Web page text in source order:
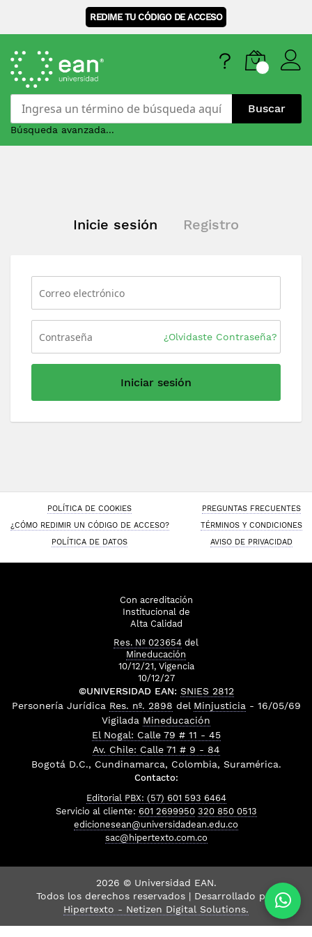
REDIME TU CÓDIGO DE ACCESO
Buscar
Búsqueda avanzada...
Inicie sesión Registro
¿Olvidaste Contraseña?
Iniciar sesión
POLÍTICA DE COOKIES
PREGUNTAS FRECUENTES
¿CÓMO REDIMIR UN CÓDIGO DE ACCESO?
TÉRMINOS Y CONDICIONES
POLÍTICA DE DATOS
AVISO DE PRIVACIDAD
Con acreditación
Institucional de
Alta Calidad
Res. Nº 023654 del
Mineducación
10/12/21, Vigencia
10/12/27
©UNIVERSIDAD EAN: SNIES 2812
Personería Jurídica Res. nº. 2898 del Minjusticia - 16/05/69
Vigilada Mineducación
El Nogal: Calle 79 # 11 - 45
Av. Chile: Calle 71 # 9 - 84
Bogotá D.C., Cundinamarca, Colombia, Suramérica.
Contacto:
Editorial PBX: (57) 601 593 6464
Servicio al cliente: 601 2699950 320 850 0513
edicionesean@universidadean.edu.co
sac@hipertexto.com.co
2026 © Universidad EAN.
Todos los derechos reservados | Desarrollado por
Hipertexto - Netizen Digital Solutions.